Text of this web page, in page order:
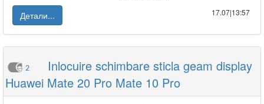
Детали...
17.07|13:57
2
Inlocuire schimbare sticla geam display
Huawei Mate 20 Pro Mate 10 Pro